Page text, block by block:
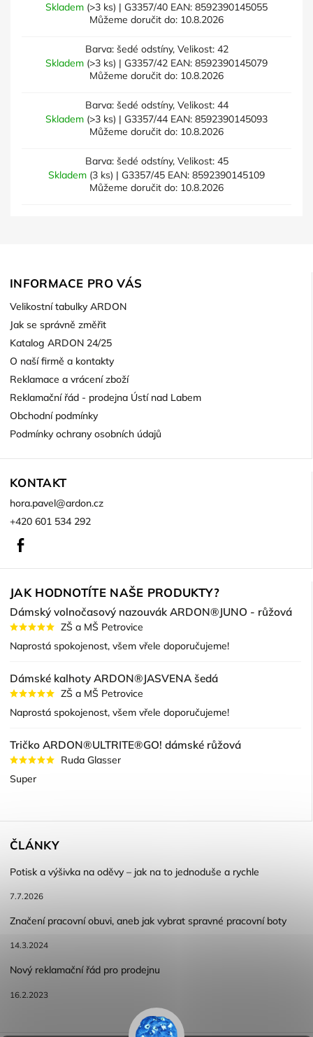
Skladem (>3 ks) | G3357/40 EAN: 8592390145055
Můžeme doručit do: 10.8.2026
Barva: šedé odstíny, Velikost: 42
Skladem (>3 ks) | G3357/42 EAN: 8592390145079
Můžeme doručit do: 10.8.2026
Barva: šedé odstíny, Velikost: 44
Skladem (>3 ks) | G3357/44 EAN: 8592390145093
Můžeme doručit do: 10.8.2026
Barva: šedé odstíny, Velikost: 45
Skladem (3 ks) | G3357/45 EAN: 8592390145109
Můžeme doručit do: 10.8.2026
INFORMACE PRO VÁS
Velikostní tabulky ARDON
Jak se správně změřit
Katalog ARDON 24/25
O naší firmě a kontakty
Reklamace a vrácení zboží
Reklamační řád - prodejna Ústí nad Labem
Obchodní podmínky
Podmínky ochrany osobních údajů
KONTAKT
hora.pavel@ardon.cz
+420 601 534 292
JAK HODNOTÍTE NAŠE PRODUKTY?
Dámský volnočasový nazouvák ARDON®JUNO - růžová
ZŠ a MŠ Petrovice
Naprostá spokojenost, všem vřele doporučujeme!
Dámské kalhoty ARDON®JASVENA šedá
ZŠ a MŠ Petrovice
Naprostá spokojenost, všem vřele doporučujeme!
Tričko ARDON®ULTRITE®GO! dámské růžová
Ruda Glasser
Super
ČLÁNKY
Potisk a výšivka na oděvy – jak na to jednoduše a rychle
7.7.2026
Značení pracovní obuvi, aneb jak vybrat spravné pracovní boty
14.3.2024
Nový reklamační řád pro prodejnu
16.2.2023